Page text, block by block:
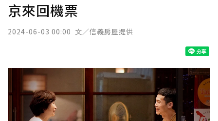
京來回機票
2024-06-03 00:00 文／信義房屋提供